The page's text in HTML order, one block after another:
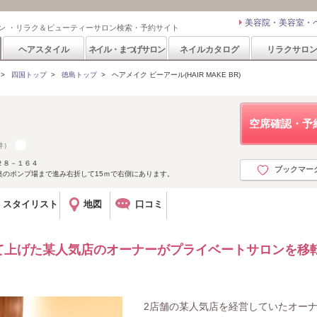
・リラク＆ビューティーサロン検索・予約サイト 美容院・美容室・
ヘアスタイル ネイル・まつげサロン ネイルカタログ リラクサロン
四国トップ> 徳島トップ> ヘアメイク ビーアール(HAIR MAKE BR)
空席確認・予
ブックマー
８－１６４
ポンプ場まで進み右折して15ｍで右側にあります。
スタイリスト 地図 口コミ
げた某人気店のオーナーがプライベートサロンを移
2店舗の某人気店を経営していたオー